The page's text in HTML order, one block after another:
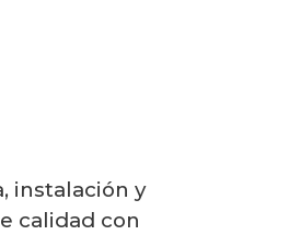
instalación y
calidad con